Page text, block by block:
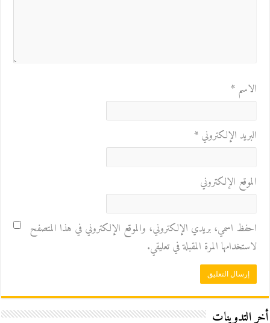
الاسم*
البريد الإلكتروني*
الموقع الإلكتروني
احفظ اسمي، بريدي الإلكتروني، والموقع الإلكتروني في هذا المتصفح
لاستخدامها المرة المقبلة في تعليقي.
أخر التدوينات